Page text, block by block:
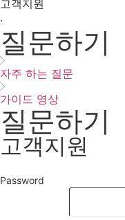
고객지원
·
질문하기
자주 하는 질문
가이드 영상
질문하기
고객지원
Password